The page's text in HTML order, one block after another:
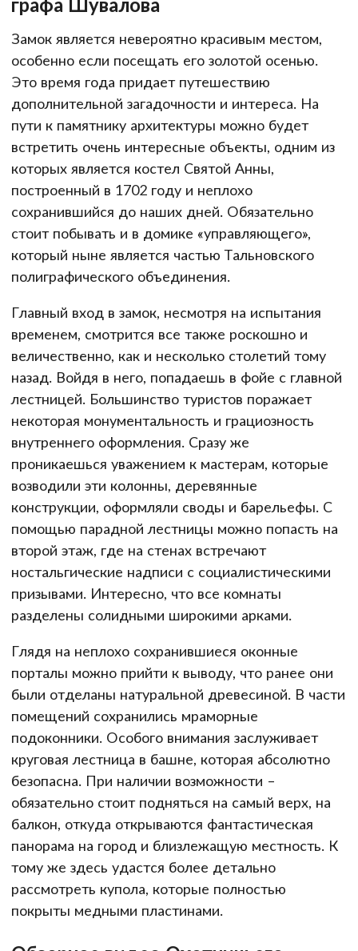
Замок является невероятно красивым местом,
особенно если посещать его золотой осенью.
Это время года придает путешествию
дополнительной загадочности и интереса. На
пути к памятнику архитектуры можно будет
встретить очень интересные объекты, одним из
которых является костел Святой Анны,
построенный в 1702 году и неплохо
сохранившийся до наших дней. Обязательно
стоит побывать и в домике «управляющего»,
который ныне является частью Тальновского
полиграфического объединения.
Главный вход в замок, несмотря на испытания
временем, смотрится все также роскошно и
величественно, как и несколько столетий тому
назад. Войдя в него, попадаешь в фойе с главной
лестницей. Большинство туристов поражает
некоторая монументальность и грациозность
внутреннего оформления. Сразу же
проникаешься уважением к мастерам, которые
возводили эти колонны, деревянные
конструкции, оформляли своды и барельефы. С
помощью парадной лестницы можно попасть на
второй этаж, где на стенах встречают
ностальгические надписи с социалистическими
призывами. Интересно, что все комнаты
разделены солидными широкими арками.
Глядя на неплохо сохранившиеся оконные
порталы можно прийти к выводу, что ранее они
были отделаны натуральной древесиной. В части
помещений сохранились мраморные
подоконники. Особого внимания заслуживает
круговая лестница в башне, которая абсолютно
безопасна. При наличии возможности –
обязательно стоит подняться на самый верх, на
балкон, откуда открываются фантастическая
панорама на город и близлежащую местность. К
тому же здесь удастся более детально
рассмотреть купола, которые полностью
покрыты медными пластинами.